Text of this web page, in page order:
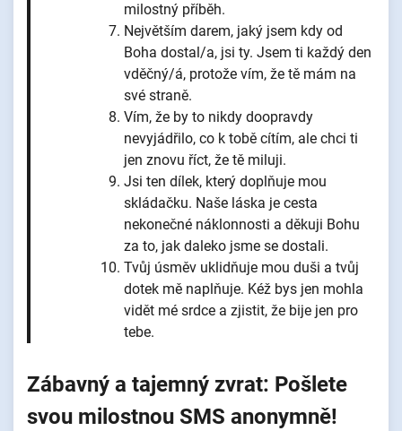
milostný příběh.
Největším darem, jaký jsem kdy od
Boha dostal/a, jsi ty. Jsem ti každý den
vděčný/á, protože vím, že tě mám na
své straně.
Vím, že by to nikdy doopravdy
nevyjádřilo, co k tobě cítím, ale chci ti
jen znovu říct, že tě miluji.
Jsi ten dílek, který doplňuje mou
skládačku. Naše láska je cesta
nekonečné náklonnosti a děkuji Bohu
za to, jak daleko jsme se dostali.
Tvůj úsměv uklidňuje mou duši a tvůj
dotek mě naplňuje. Kéž bys jen mohla
vidět mé srdce a zjistit, že bije jen pro
tebe.
Zábavný a tajemný zvrat: Pošlete
svou milostnou SMS anonymně!